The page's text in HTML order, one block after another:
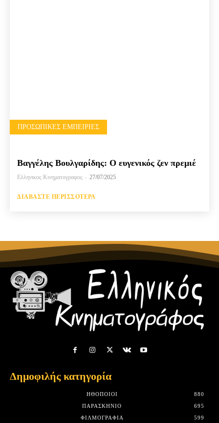
ΠΡΟΣΩΠΙΚΈΣ ΕΜΠΕΙΡΊΕΣ
Βαγγέλης Βουλγαρίδης: Ο ευγενικός ζεν πρεμιέ
Ελληνικος Κινηματογραφος - 27/07/2025
ΔΙΑΒΆΣΤΕ ΠΕΡΙΣΣΌΤΕΡΑ
Δημοφιλής κατηγορία
HΘΟΠΟΙΟΊ
880
ΠΑΡΑΣΚΉΝΙΟ
695
ΦΙΛΜΟΓΡΑΦΊΑ
599